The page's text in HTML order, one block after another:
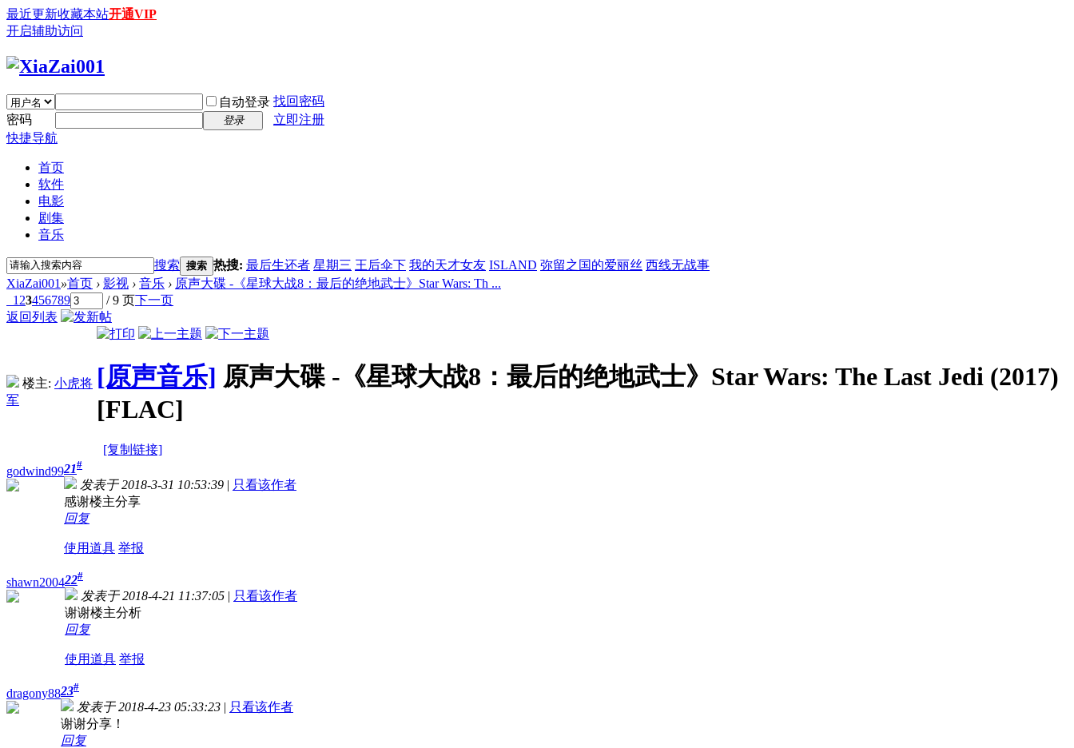
最近更新收藏本站开通VIP
开启辅助访问
自动登录 找回密码
密码
登录
立即注册
快捷导航
首页
软件
电影
剧集
音乐
搜索 搜索 热搜: 最后生还者 星期三 王后伞下 我的天才女友 ISLAND 弥留之国的爱丽丝 西线无战事
XiaZai001 »首页 › 影视 › 音乐 › 原声大碟 -《星球大战8：最后的绝地武士》Star Wars: Th ...
1 23456789 / 9 页下一页
返回列表
楼主: 小虎将
军
[原声音乐] 原声大碟 -《星球大战8：最后的绝地武士》Star Wars: The Last Jedi (2017)
[FLAC]
[复制链接]
godwind9921#
发表于 2018-3-31 10:53:39 | 只看该作者
感谢楼主分享
回复
使用道具 举报
shawn200422#
发表于 2018-4-21 11:37:05 | 只看该作者
谢谢楼主分析
回复
使用道具 举报
dragony8823#
发表于 2018-4-23 05:33:23 | 只看该作者
谢谢分享！
回复